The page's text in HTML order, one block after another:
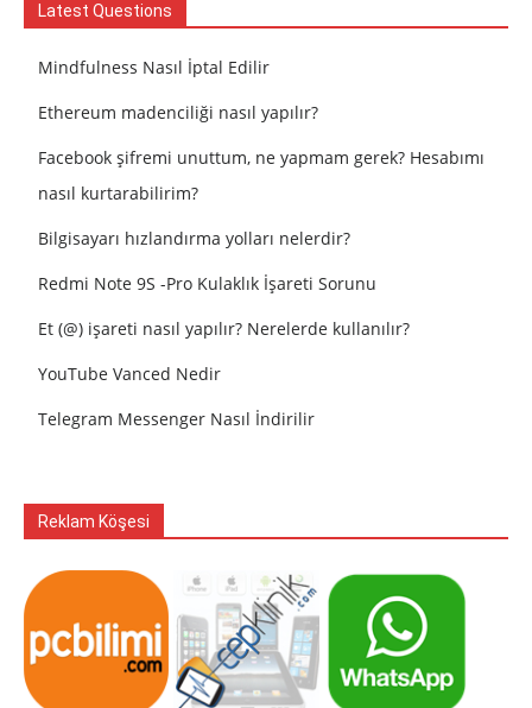
Latest Questions
Mindfulness Nasıl İptal Edilir
Ethereum madenciliği nasıl yapılır?
Facebook şifremi unuttum, ne yapmam gerek? Hesabımı
nasıl kurtarabilirim?
Bilgisayarı hızlandırma yolları nelerdir?
Redmi Note 9S -Pro Kulaklık İşareti Sorunu
Et (@) işareti nasıl yapılır? Nerelerde kullanılır?
YouTube Vanced Nedir
Telegram Messenger Nasıl İndirilir
Reklam Köşesi